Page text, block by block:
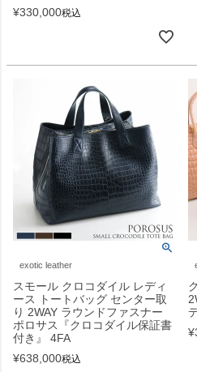
¥330,000税込
exotic leather
スモール クロコダイル レディ
ース トートバッグ センター取
り 2WAY ラウンドファスナー
ポロサス『クロコダイル保証書
付き』 4FA
¥638,000税込
¥